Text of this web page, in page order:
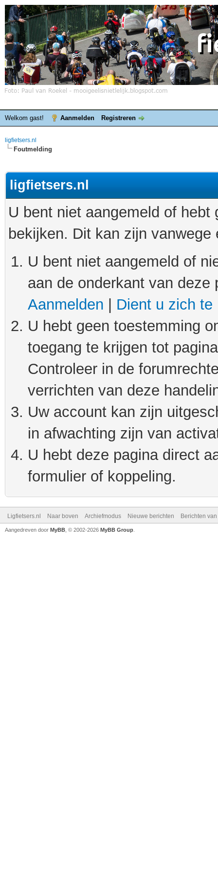
Welkom gast! Aanmelden Registreren
ligfietsers.nl
Foutmelding
ligfietsers.nl
U bent niet aangemeld of
bekijken. Dit kan zijn
U bent niet aangemeld of
aan de onderkant van
Aanmelden
Dient u zich te
U hebt geen toestemming
toegang te krijgen tot
Controleer in de
verrichten van deze
Uw account kan zijn
in afwachting zijn van
U hebt deze pagina direct
formulier of koppeling.
Ligfietsers.nl Naar boven Archiefmodus Nieuwe berichten Berichten
Aangedreven door MyBB , © 2002-2026 MyBB Group